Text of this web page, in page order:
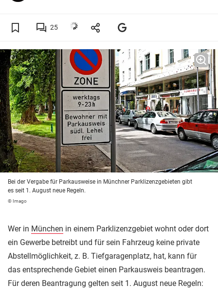
25
Bei der Vergabe für Parkausweise in Münchner Parklizenzgebieten gibt
es seit 1. August neue Regeln.
© Imago
Wer in München in einem Parklizenzgebiet wohnt oder dort
ein Gewerbe betreibt und für sein Fahrzeug keine private
Abstellmöglichkeit, z. B. Tiefgaragenplatz, hat, kann für
das entsprechende Gebiet einen Parkausweis beantragen.
Für deren Beantragung gelten seit 1. August neue Regeln: